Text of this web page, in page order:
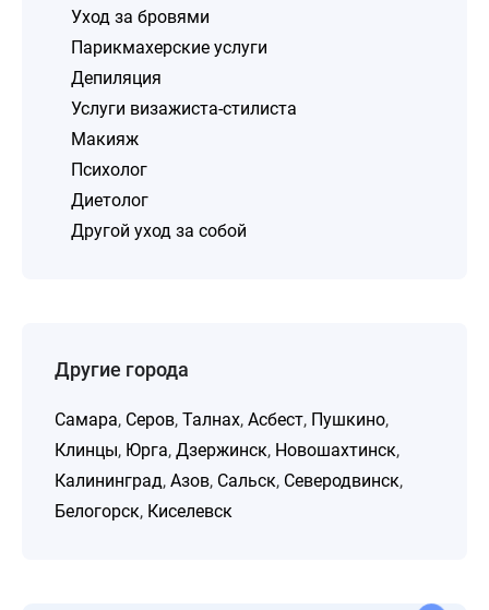
Уход за бровями
Парикмахерские услуги
Депиляция
Услуги визажиста-стилиста
Макияж
Психолог
Диетолог
Другой уход за собой
Другие города
Самара, Серов, Талнах, Асбест, Пушкино,
Клинцы, Юрга, Дзержинск, Новошахтинск,
Калининград, Азов, Сальск, Северодвинск,
Белогорск, Киселевск